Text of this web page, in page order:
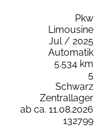
Pkw
Limousine
Jul / 2025
Automatik
5.534 km
5
Schwarz
Zentrallager
ab ca. 11.08.2026
132799